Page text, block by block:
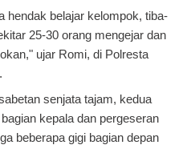
hendak belajar kelompok, tiba-
25-30 orang mengejar dan
ujar Romi, di Polresta
senjata tajam, kedua
kepala dan pergeseran
beberapa gigi bagian depan